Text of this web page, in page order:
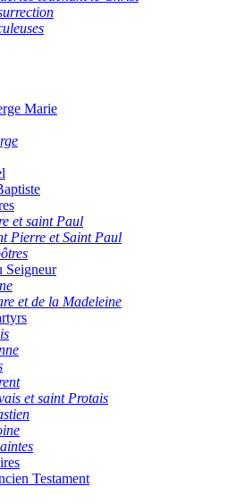
Marie
et saint Paul
Pierre et Saint Paul
Seigneur
et de la Madeleine
et saint Protais
Testament